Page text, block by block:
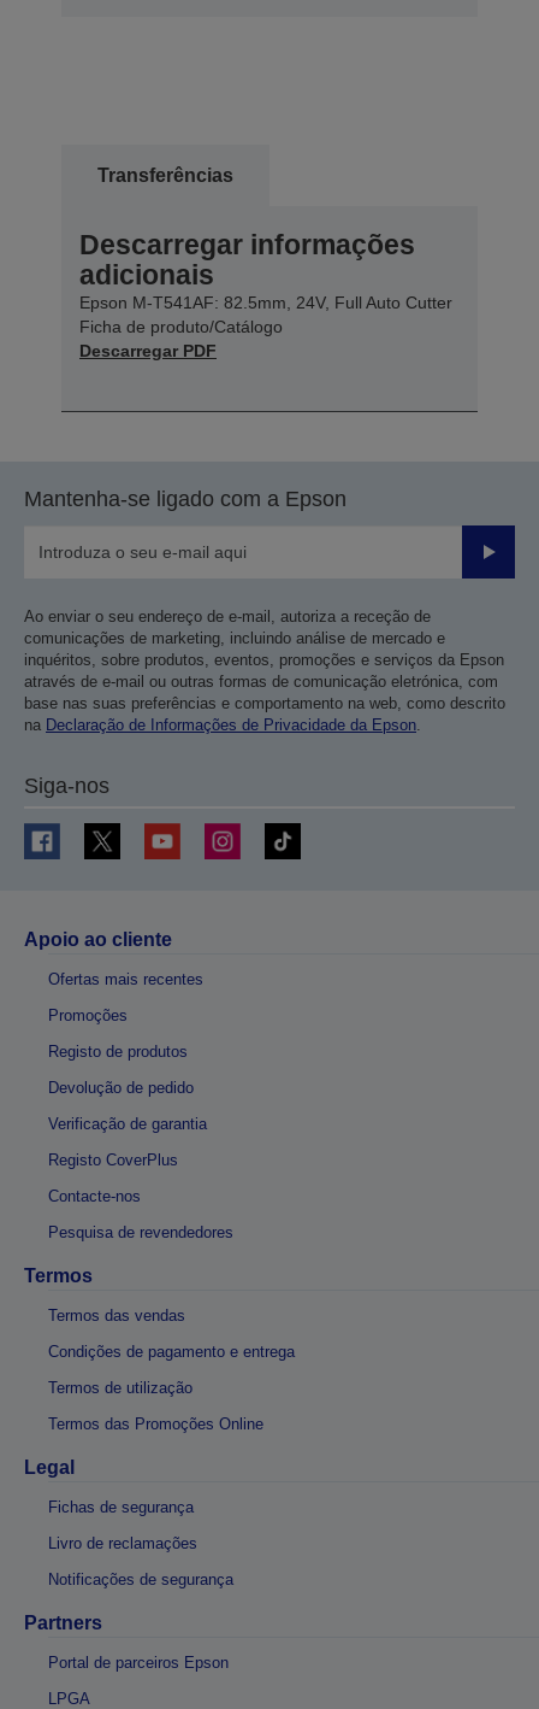
Transferências
Descarregar informações
adicionais
Epson M-T541AF: 82.5mm, 24V, Full Auto Cutter
Ficha de produto/Catálogo
Descarregar PDF
Mantenha-se ligado com a Epson
Enviar
Ao enviar o seu endereço de e-mail, autoriza a receção de
comunicações de marketing, incluindo análise de mercado e
inquéritos, sobre produtos, eventos, promoções e serviços da Epson
através de e-mail ou outras formas de comunicação eletrónica, com
base nas suas preferências e comportamento na web, como descrito
na Declaração de Informações de Privacidade da Epson
Siga-nos
Apoio ao cliente
Ofertas mais recentes
Promoções
Registo de produtos
Devolução de pedido
Verificação de garantia
Registo CoverPlus
Contacte-nos
Pesquisa de revendedores
Termos
Termos das vendas
Condições de pagamento e entrega
Termos de utilização
Termos das Promoções Online
Legal
Fichas de segurança
Livro de reclamações
Notificações de segurança
Partners
Portal de parceiros Epson
LPGA